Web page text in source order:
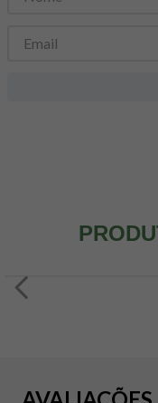
8º snack proteico
9 psyllium